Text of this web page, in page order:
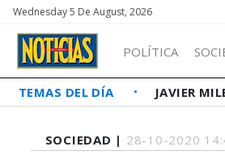
Wednesday 5 De August, 2026
POLÍTICA
TEMAS DEL DÍA JAVIER
SOCIEDAD | 28-10-2020